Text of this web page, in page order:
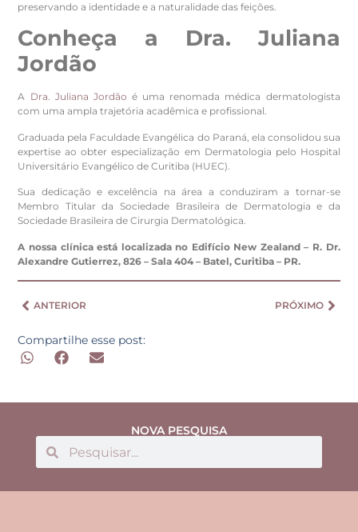
preservando a identidade e a naturalidade das feições.
Conheça a Dra. Juliana
Jordão
A Dra. Juliana Jordão é uma renomada médica dermatologista
com uma ampla trajetória acadêmica e profissional.
Graduada pela Faculdade Evangélica do Paraná, ela consolidou sua
expertise ao obter especialização em Dermatologia pelo Hospital
Universitário Evangélico de Curitiba (HUEC).
Sua dedicação e excelência na área a conduziram a tornar-se
Membro Titular da Sociedade Brasileira de Dermatologia e da
Sociedade Brasileira de Cirurgia Dermatológica.
A nossa clínica está localizada no Edifício New Zealand – R. Dr.
Alexandre Gutierrez, 826 – Sala 404 – Batel, Curitiba – PR.
ANTERIOR PRÓXIMO
Compartilhe esse post:
NOVA PESQUISA